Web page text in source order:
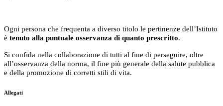
Ogni persona che frequenta a diverso titolo le pertinenze dell’Istituto
è tenuto alla puntuale osservanza di quanto prescritto.
Si confida nella collaborazione di tutti al fine di perseguire, oltre
all’osservanza della norma, il fine più generale della salute pubblica
e della promozione di corretti stili di vita.
Allegati